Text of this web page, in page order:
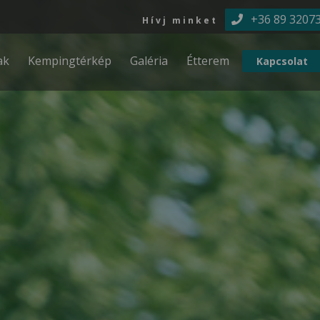
Ugrás a tartalomra
Hívj minket +36 89
Kempingtérkép Galéria Étterem Kapcsolat